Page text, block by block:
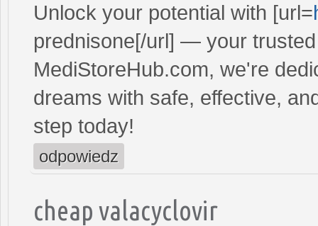
Unlock your potential with [url=
prednisone[/url] — your
MediStoreHub.com, we're
dreams with safe, effective,
step today!
odpowiedz
cheap valacyclovir